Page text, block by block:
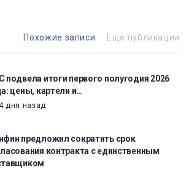
Похожие записи Ещё публикации
подвела итоги первого полугодия 2026
цены, картели и…
4 дня назад
предложил сократить срок
контракта с единственным